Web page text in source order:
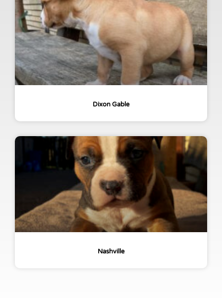
Dixon Gable
Nashville